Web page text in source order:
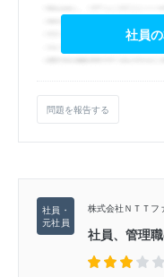
社員
問題を報告する
株式会社ＮＴＴフ
社員、管理